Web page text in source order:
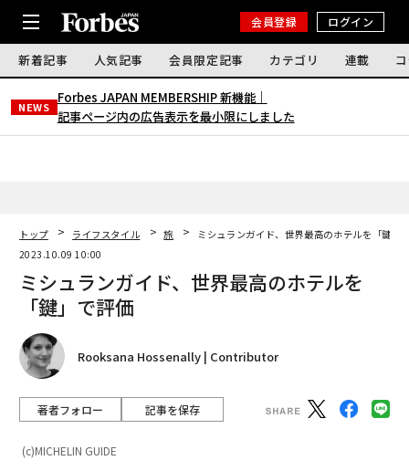
会員登録 ログイン
新着記事 人気記事 会員限定記事 カテゴリ 連載
NEWS
Forbes JAPAN MEMBERSHIP 新機能｜
記事ページ内の広告表示を最小限にしました
トップ ライフスタイル 旅
ミシュランガイド、世界最高のホテルを「鍵」
2023.10.09 10:00
ミシュランガイド、世界最高のホテルを
「鍵」で評価
Rooksana Hossenally | Contributor
著者フォロー 記事を保存
(c)MICHELIN GUIDE